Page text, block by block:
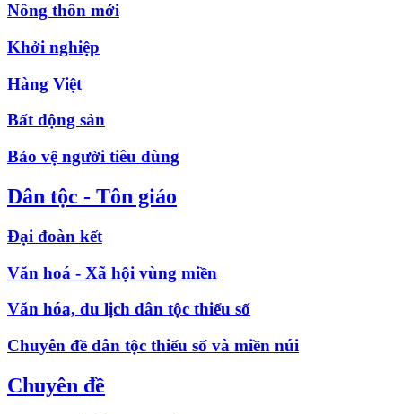
Nông thôn mới
Khởi nghiệp
Hàng Việt
Bất động sản
Bảo vệ người tiêu dùng
Dân tộc - Tôn giáo
Đại đoàn kết
Văn hoá - Xã hội vùng miền
Văn hóa, du lịch dân tộc thiểu số
Chuyên đề dân tộc thiểu số và miền núi
Chuyên đề